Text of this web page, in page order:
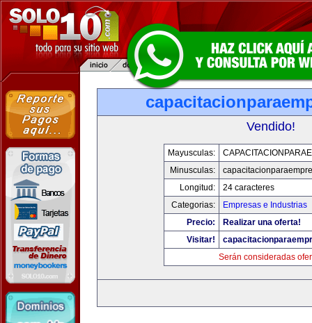
Vendido!
Mayusculas:
Minusculas:
Longitud:
24 caracteres
Categorias:
Empresas e Industrias
Precio:
Realizar una oferta!
Visitar!
Serán consideradas